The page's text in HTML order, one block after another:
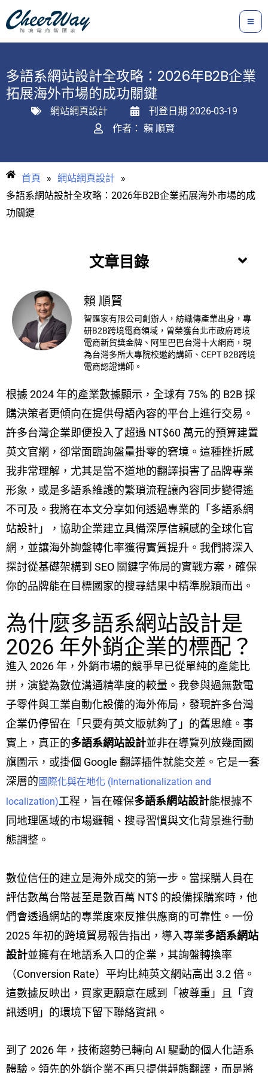
至
主
內
容
多語系網站設計全攻略：2026年B2B企業
拓展海外市場的成功關鍵
網站網頁設計 刊登日期 2026-03-19
作者： 賴 順賢
首頁 » 網站網頁設計 »
多語系網站設計全攻略：2026年B2B企業拓展海外市場的成
功關鍵
文章目錄
賴 順賢
智匯家有限公司創辦人，紡織傳產業出身，專
研B2B跨境電商領域，曾榮獲台北市政府跨境
電商新貿獎金牌、阿里巴巴台灣十大網商，現
為台灣多所大專院校邀約講師、CEPT B2B跨境
電商認證講師。
根據 2024 年的產業數據顯示，全球有 75% 的 B2B 採
購決策者更傾向在提供母語內容的平台上進行交易。
許多台灣企業即便投入了超過 NT$60 萬元的預算建置
英文官網，卻常面臨詢盤量掛零的窘境。這種挫折感
我非常理解，尤其是當不道地的翻譯損害了品牌專業
形象，或是多語系維護的繁瑣流程讓內容同步變得遙
不可及。我將在本文分享如何透過專業的「多語系網
站設計」，協助企業建立具備深厚信賴感的全球化官
網，並讓海外詢盤轉化率獲得實質提升。我們將深入
探討從基礎架構到 SEO 關鍵字佈局的實戰方案，確保
你的品牌能在目標國家的搜尋結果中精準脫穎而出。
為什麼多語系網站設計是
2026 年外銷企業的標配？
進入 2026 年，外銷市場的競爭早已從單純的產能比
拼，演變為數位溝通精準度的較量。我參與過無數電
子零件與工業自動化設備的海外佈局，發現許多台灣
企業仍停留在「只要有英文版就夠了」的舊思維。事
實上，真正的多語系網站設計並非在導覽列放幾面國
旗圖示，或掛個 Google 翻譯插件就能交差。它是一套
深層的 國際化與在地化 (Internationalization and
localization)工程，旨在確保多語系網站設計能根據不
同地理區域的市場邏輯、搜尋習慣與文化背景進行動
態調整。
數位信任的建立是海外成交的第一步。當採購人員在
評估數萬台幣甚至是數百萬 NT$ 的設備採購案時，他
們會透過網站的專業度來反推供應商的可靠性。一份
2025 年初的跨境貿易報告指出，導入專業多語系網站
設計並擁有在地語系入口的企業，其詢盤轉換率
（Conversion Rate）平均比純英文網站高出 3.2 倍。
這數據反映出，買家更願意在感到「被尊重」且「資
訊透明」的環境下留下聯絡資訊。
到了 2026 年，技術趨勢已轉向 AI 驅動的個人化語系
體驗。領先的外銷企業不再只提供靜態翻譯，而是將